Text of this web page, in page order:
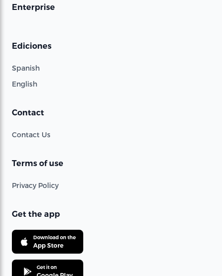
Enterprise
Ediciones
Spanish
English
Contact
Contact Us
Terms of use
Privacy Policy
Get the app
Download on the
App Store
Get it on